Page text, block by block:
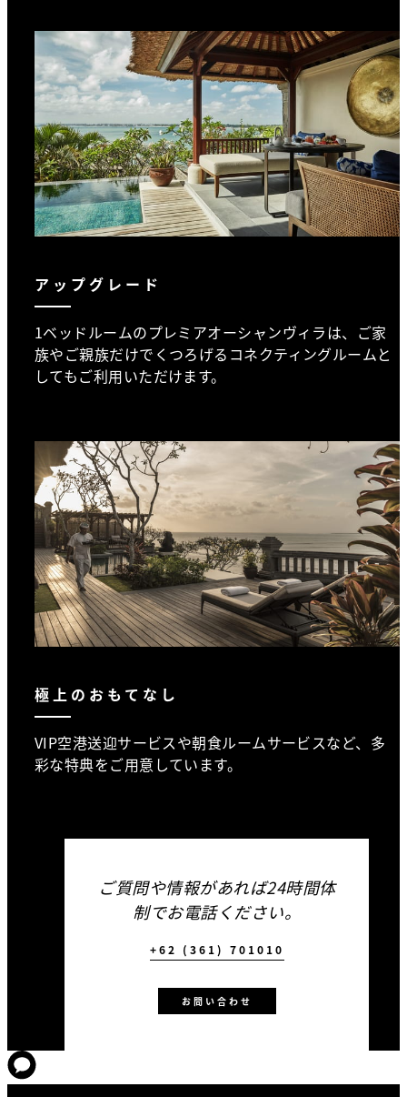
アップグレード
1ベッドルームのプレミアオーシャンヴィラは、ご家
族やご親族だけでくつろげるコネクティングルームと
してもご利用いただけます。
極上のおもてなし
VIP空港送迎サービスや朝食ルームサービスなど、多
彩な特典をご用意しています。
ご質問や情報があれば24時間体
制でお電話ください。
+62 (361) 701010
お問い合わせ